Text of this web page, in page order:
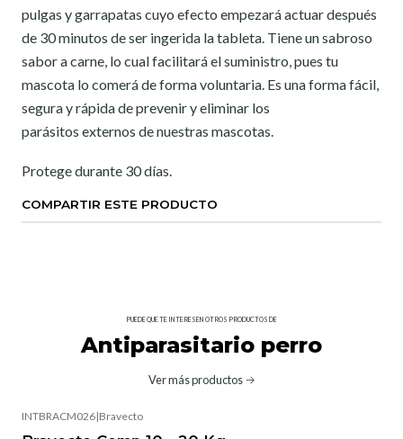
pulgas y garrapatas cuyo efecto empezará actuar después
de 30 minutos de ser ingerida la tableta. Tiene un sabroso
sabor a carne, lo cual facilitará el suministro, pues tu
mascota lo comerá de forma voluntaria. Es una forma fácil,
segura y rápida de prevenir y eliminar los
parásitos externos de nuestras mascotas.
Protege durante 30 días.
COMPARTIR ESTE PRODUCTO
PUEDE QUE TE INTERESEN OTROS PRODUCTOS DE
Antiparasitario perro
Ver más productos
INTBRACM026|Bravecto